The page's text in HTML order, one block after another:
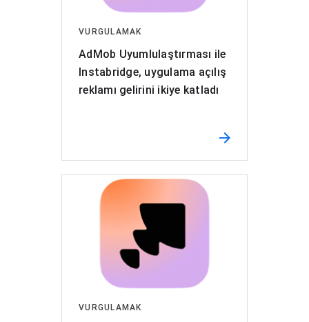
VURGULAMAK
AdMob Uyumlulaştırması ile
Instabridge, uygulama açılış
reklamı gelirini ikiye katladı
VURGULAMAK